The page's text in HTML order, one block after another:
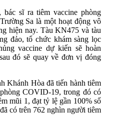
sĩ ra tiêm vaccine phòng
Sa là một hoạt động vô
hiện nay. Tàu KN475 và tàu
đảo, tổ chức khám sàng lọc
vaccine dự kiến sẽ hoàn
đó sẽ quay về đơn vị đóng
Khánh Hòa đã tiến hành tiêm
COVID-19, trong đó có
mũi 1, đạt tỷ lệ gần 100% số
có trên 762 nghìn người tiêm